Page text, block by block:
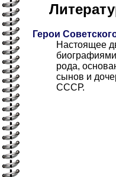
Герои
Настоящее
рода,
сынов и
СССР.